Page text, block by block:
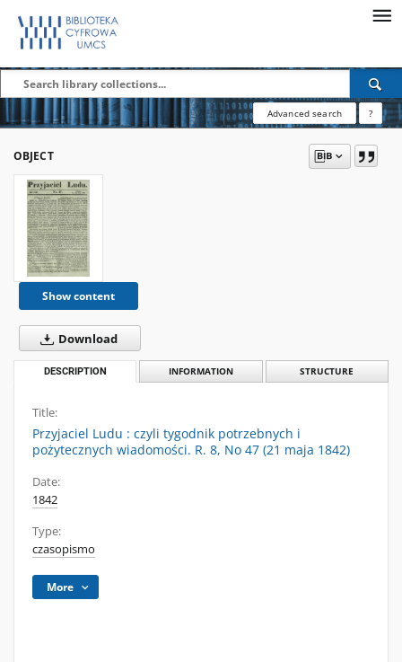
Advanced search ?
OBJECT
Show content
Download
DESCRIPTION INFORMATION STRUCTURE
Title:
Przyjaciel Ludu : czyli tygodnik potrzebnych i
pożytecznych wiadomości. R. 8, No 47 (21 maja 1842)
Date:
1842
Type:
czasopismo
More